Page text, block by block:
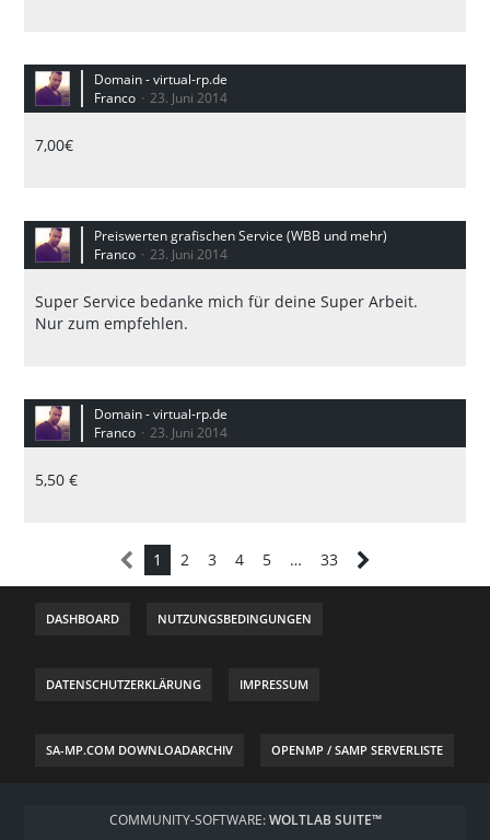
Domain - virtual-rp.de
Franco
23. Juni 2014
7,00€
Preiswerten grafischen Service (WBB und mehr)
Franco
23. Juni 2014
Super Service bedanke mich für deine Super Arbeit.
Nur zum empfehlen.
Domain - virtual-rp.de
Franco
23. Juni 2014
5,50 €
1 2 3 4 5 … 33
DASHBOARD NUTZUNGSBEDINGUNGEN
DATENSCHUTZERKLÄRUNG IMPRESSUM
SA-MP.COM DOWNLOADARCHIV OPENMP / SAMP SERVERLISTE
COMMUNITY-SOFTWARE:WOLTLAB SUITE™